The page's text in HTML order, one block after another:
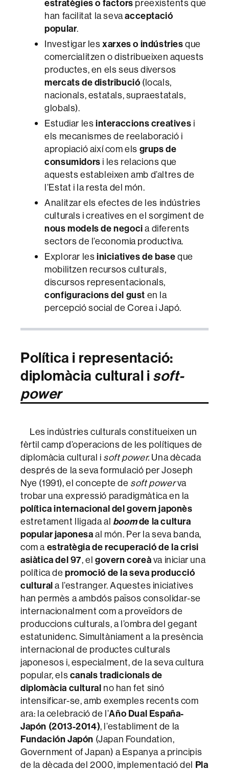
estratègies o factors preexistents que
han facilitat la sevaacceptació
popular.
Investigar lesxarxes o indústriesque
comercialitzen o distribueixen aquests
productes, en els seus diversos
mercats de distribució (locals,
nacionals, estatals, supraestatals,
globals).
Estudiar lesinteraccions creatives i
els mecanismes de reelaboració i
apropiació així com els grups de
consumidors i les relacions que
aquests estableixen amb d’altres de
l’Estat i la resta del món.
Analitzar els efectes de les indústries
culturals i creatives en el sorgiment de
nous models de negocia diferents
sectors de l’economia productiva.
Explorar lesiniciatives de baseque
mobilitzen recursos culturals,
discursos representacionals,
configuracions del gust en la
percepció social de Corea i Japó.
Política i representació:
diplomàcia cultural i soft-
power
Les indústries culturals constitueixen un
fèrtil camp d’operacions de les polítiques de
diplomàcia cultural i soft power. Una dècada
després de la seva formulació per Joseph
Nye (1991), el concepte de soft powerva
trobar una expressió paradigmàtica en la
política internacional del govern japonès
estretament lligada al boomde la cultura
popular japonesaal món. Per la seva banda,
com a estratègia de recuperació de la crisi
asiàtica del 97, el govern coreàva iniciar una
política depromoció de la seva producció
culturala l’estranger. Aquestes iniciatives
han permès a ambdós països consolidar-se
internacionalment com a proveïdors de
produccions culturals, a l’ombra del gegant
estatunidenc. Simultàniament a la presència
internacional de productes culturals
japonesos i, especialment, de la seva cultura
popular, elscanals tradicionals de
diplomàcia cultural no han fet sinó
intensificar-se, amb exemples recents com
ara: la celebració de l’Año Dual España-
Japón (2013-2014), l’establiment de la
Fundación Japón (Japan Foundation,
Government of Japan) a Espanya a principis
de la dècada del 2000, implementació del Pla